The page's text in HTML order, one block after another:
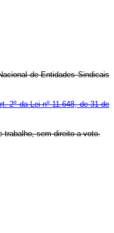
de Entidades Sindicais
2º da Lei nº 11.648, de 31 de
trabalho, sem direito a voto.